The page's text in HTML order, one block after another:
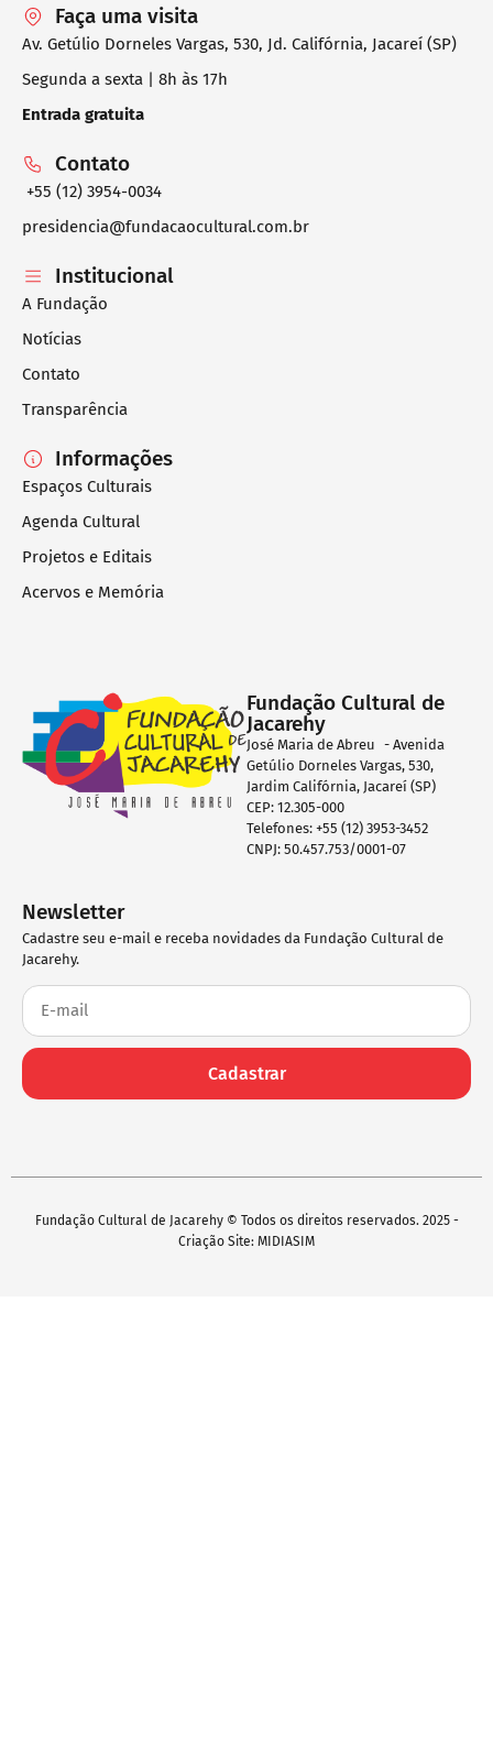
Faça uma visita
Av. Getúlio Dorneles Vargas, 530, Jd. Califórnia, Jacareí (SP)
Segunda a sexta | 8h às 17h
Entrada gratuita
Contato
+55 (12) 3954-0034
presidencia@fundacaocultural.com.br
Institucional
A Fundação
Notícias
Contato
Transparência
Informações
Espaços Culturais
Agenda Cultural
Projetos e Editais
Acervos e Memória
Fundação Cultural de
Jacarehy
José Maria de Abreu - Avenida
Getúlio Dorneles Vargas, 530,
Jardim Califórnia, Jacareí (SP)
CEP: 12.305-000
Telefones: +55 (12) 3953-3452
CNPJ: 50.457.753/0001-07
Newsletter
Cadastre seu e-mail e receba novidades da Fundação Cultural de
Jacarehy.
Cadastrar
Fundação Cultural de Jacarehy © Todos os direitos reservados. 2025 -
Criação Site: MIDIASIM